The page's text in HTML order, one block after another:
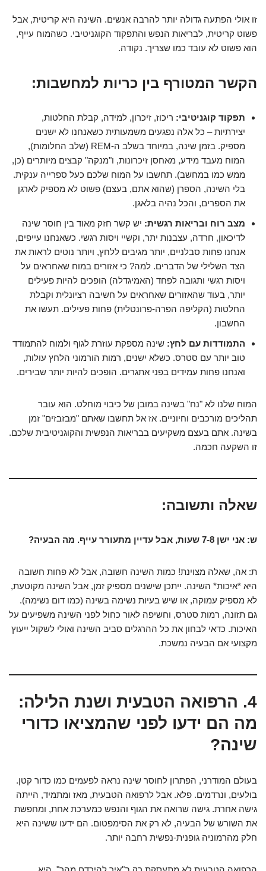
זו אולי הפתעה גדולה יותר להרבה אנשים. השינה היא קריטית, אבל
פשוט קריטית, לבריאות הנפש והתפקוד הקוגניטיבי. כשהמוח עייף,
הוא פשוט לא עובד כמו שצריך. נקודה.
הקשר המטורף בין כריות למחשבות:
תפקוד קוגניטיבי: ריכוז, זיכרון, למידה, קבלת החלטות,
יצירתיות – כל אלה נפגעים משמעותית כשאנחנו לא ישנים
מספיק. בזמן שינה, במיוחד בשלב ה-REM (שלב החלומות),
המוח מעבד מידע, מאחסן זיכרונות, ו"מנקה" קבצים מיותרים (כן,
ממש כמו במחשב). תחשבו על המוח שלכם כעל ספרייה ענקית.
בלי השינה, הספרן (שהוא אתם, בעצם) פשוט לא מספיק לארגן
את הספרים, והכל נהיה בלאגן.
מצב רוח ובריאות רגשית: יש קשר חזק מאוד בין חוסר שינה
לדיכאון, חרדה, עצבנות יתר, וקשיי ויסות רגשי. כשאנחנו עייפים,
אנחנו פחות סבלניים, יותר מגיבים ללחץ, ויותר נוטים לראות את
הצד השלילי של הדברים. למה? כי אזורים במוח שאחראים על
ויסות רגשי ותגובה לפחד (האמיגדלה) הופכים להיות פעילים
יותר, בעוד שהאזורים שאחראים על חשיבה רציונלית וקבלת
החלטות (הקליפה הפרה-פרונטלית) פחות פעילים. תעשו את
החשבון.
התמודדות עם לחץ: שינה מספקת עוזרת לגוף ולמוח להתמודד
טוב יותר עם סטרס. כשלא ישנים, רמות הורמוני הלחץ עולות,
ואנחנו פחות עמידים בפני אתגרים. הופכים להיות יותר שבירים.
המוח שלנו לא "נח" בשינה במובן של כיבוי מוחלט. הוא עובר
תהליכים מורכבים וחיוניים. אז אל תחשבו שאתם "מבזבזים" זמן
בשינה. אתם בעצם משקיעים בבריאות הנפשית והקוגניטיבית שלכם.
זו השקעה חכמה.
שאלה ותשובה:
ש: אני ישן 7-8 שעות, אבל עדיין מתעורר עייף. מה הבעיה?
ת: אה, שאלה מצוינת! כמות השינה חשובה, אבל לא פחות חשובה
היא *איכות* השינה. ייתכן שישנים מספיק זמן, אבל השינה מקוטעת,
לא מספיק עמוקה, או שיש בעיות נשימה בשינה (כמו דום נשימה).
גם תזונה, רמות סטרס, וחשיפה לאור כחול לפני השינה משפיעים על
האיכות. כדאי לבחון את כל ההרגלים סביב השינה ואולי לשקול ייעוץ
מקצועי אם הבעיה נמשכת.
4. הרפואה הטבעית ושנת הלילה:
מה הם ידעו לפני שהמציאו כדורי
שינה?
בעולם המודרני, הפתרון לחוסר שינה נראה לפעמים כמו כדור קטן.
בולעים, ונרדמים. פלא. אבל לרפואה הטבעית, מאז ומתמיד, הייתה
גישה אחרת. גישה שרואה את הגוף והנפש כמערכת אחת, ומחפשת
את השורש של הבעיה, לא רק את הסימפטום. הם ידעו ששינה היא
חלק מהרמוניה גופנית-נפשית רחבה יותר.